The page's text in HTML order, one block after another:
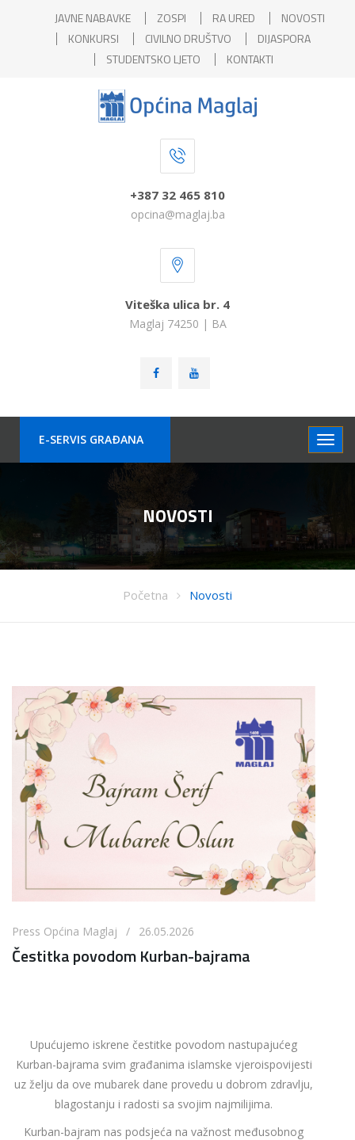
JAVNE NABAVKE ZOSPI RA URED
NOVOSTI
KONKURSI
CIVILNO DRUŠTVO
DIJASPORA
STUDENTSKO LJETO
KONTAKTI
+387 32 465 810
opcina@maglaj.ba
Viteška ulica br. 4
Maglaj 74250 | BA
E-SERVIS GRAÐANA
NOVOSTI
Početna Novosti
Press Općina Maglaj / 26.05.2026
Čestitka povodom Kurban-bajrama
Upućujemo iskrene čestitke povodom nastupajućeg
Kurban-bajrama svim građanima islamske vjeroispovijesti
uz želju da ove mubarek dane provedu u dobrom zdravlju,
blagostanju i radosti sa svojim najmilijima.
Kurban-bajram nas podsjeća na važnost međusobnog